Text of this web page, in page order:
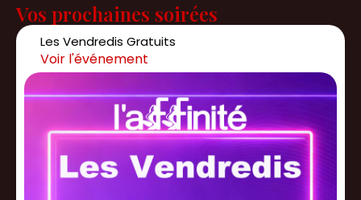
Vos prochaines soirées
Les Vendredis Gratuits